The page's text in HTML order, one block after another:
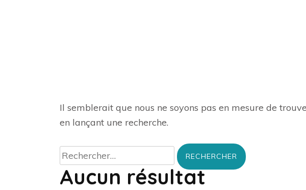
Aucun résultat
Il semblerait que nous ne soyons pas en mesure de
en lançant une recherche.
Rechercher :